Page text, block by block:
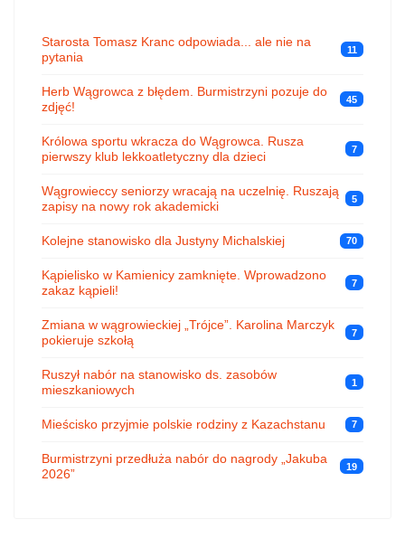
Starosta Tomasz Kranc odpowiada... ale nie na
pytania
11
Herb Wągrowca z błędem. Burmistrzyni pozuje do
zdjęć!
45
Królowa sportu wkracza do Wągrowca. Rusza
pierwszy klub lekkoatletyczny dla dzieci
7
Wągrowieccy seniorzy wracają na uczelnię. Ruszają
zapisy na nowy rok akademicki
5
Kolejne stanowisko dla Justyny Michalskiej 70
Kąpielisko w Kamienicy zamknięte. Wprowadzono
zakaz kąpieli!
7
Zmiana w wągrowieckiej „Trójce”. Karolina Marczyk
pokieruje szkołą
7
Ruszył nabór na stanowisko ds. zasobów
mieszkaniowych
1
Mieścisko przyjmie polskie rodziny z Kazachstanu 7
Burmistrzyni przedłuża nabór do nagrody „Jakuba
2026”
19